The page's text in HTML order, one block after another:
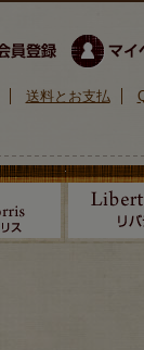
送料とお支払